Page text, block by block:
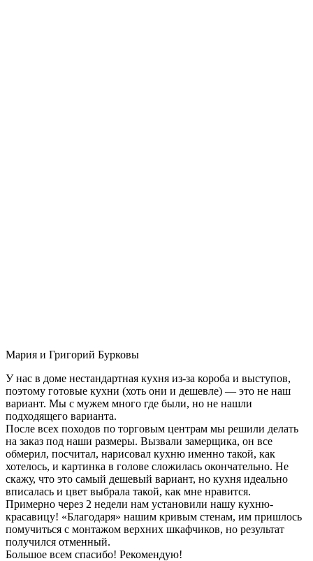
Мария и Григорий Бурковы
У нас в доме нестандартная кухня из-за короба и выступов,
поэтому готовые кухни (хоть они и дешевле) — это не наш
вариант. Мы с мужем много где были, но не нашли
подходящего варианта.
После всех походов по торговым центрам мы решили делать
на заказ под наши размеры. Вызвали замерщика, он все
обмерил, посчитал, нарисовал кухню именно такой, как
хотелось, и картинка в голове сложилась окончательно. Не
скажу, что это самый дешевый вариант, но кухня идеально
вписалась и цвет выбрала такой, как мне нравится.
Примерно через 2 недели нам установили нашу кухню-
красавицу! «Благодаря» нашим кривым стенам, им пришлось
помучиться с монтажом верхних шкафчиков, но результат
получился отменный.
Большое всем спасибо! Рекомендую!